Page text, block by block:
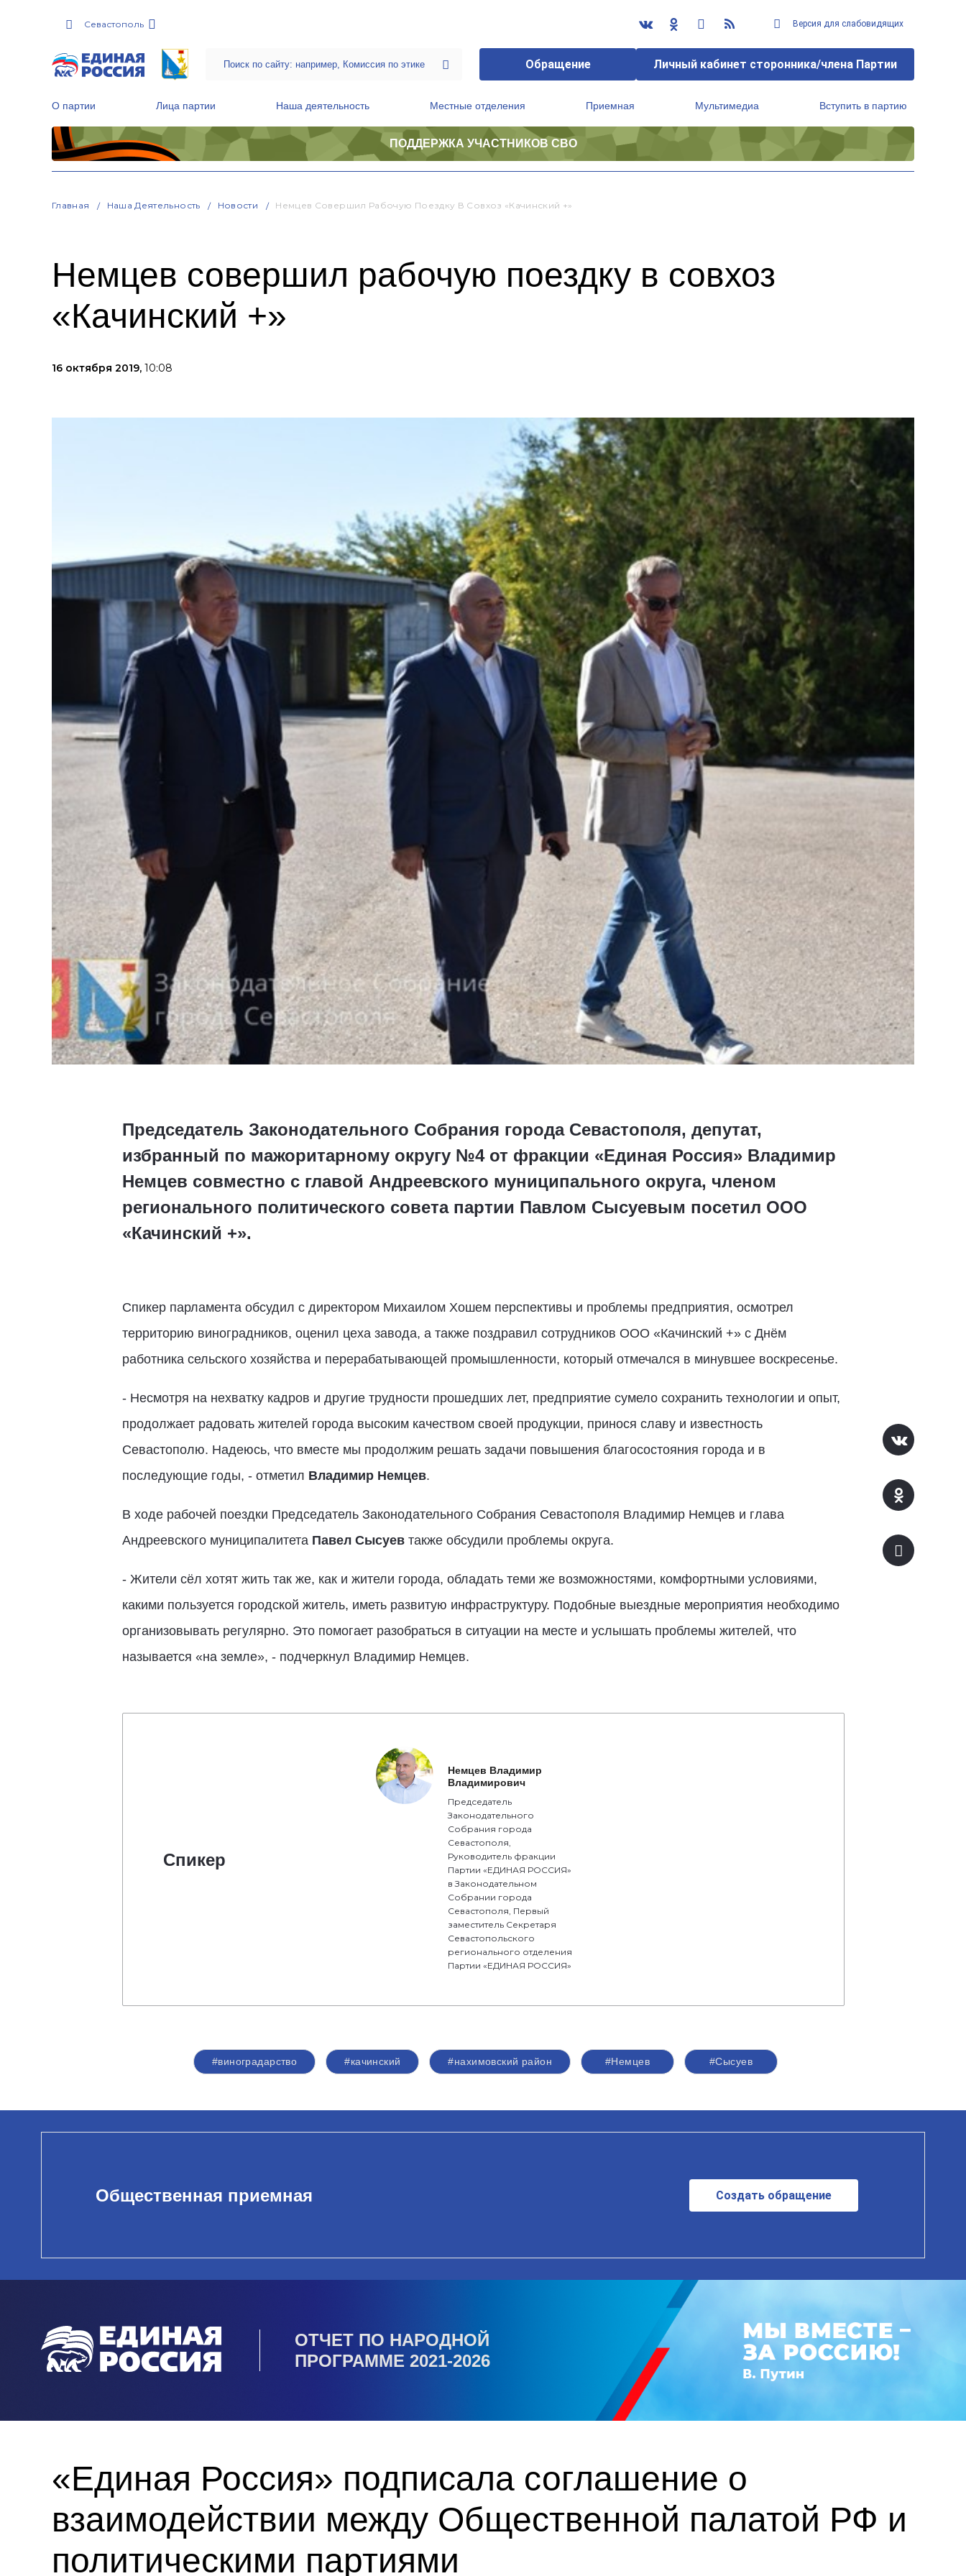
Севастополь Версия для слабовидящих
Обращение Личный кабинет сторонника/члена Партии
О партии Лица партии Наша деятельность Местные отделения Приемная Мультимедиа Вступить в партию
ПОДДЕРЖКА УЧАСТНИКОВ СВО
Главная Наша Деятельность Новости Немцев Совершил Рабочую Поездку В Совхоз «Качинский +»
Немцев совершил рабочую поездку в совхоз
«Качинский +»
16 октября 2019, 10:08
Председатель Законодательного Собрания города Севастополя, депутат,
избранный по мажоритарному округу №4 от фракции «Единая Россия» Владимир
Немцев совместно с главой Андреевского муниципального округа, членом
регионального политического совета партии Павлом Сысуевым посетил ООО
«Качинский +».
Спикер парламента обсудил с директором Михаилом Хошем перспективы и проблемы предприятия, осмотрел
территорию виноградников, оценил цеха завода, а также поздравил сотрудников ООО «Качинский +» с Днём
работника сельского хозяйства и перерабатывающей промышленности, который отмечался в минувшее воскресенье.
- Несмотря на нехватку кадров и другие трудности прошедших лет, предприятие сумело сохранить технологии и опыт,
продолжает радовать жителей города высоким качеством своей продукции, принося славу и известность
Севастополю. Надеюсь, что вместе мы продолжим решать задачи повышения благосостояния города и в
последующие годы, - отметил Владимир Немцев.
В ходе рабочей поездки Председатель Законодательного Собрания Севастополя Владимир Немцев и глава
Андреевского муниципалитета Павел Сысуевтакже обсудили проблемы округа.
- Жители сёл хотят жить так же, как и жители города, обладать теми же возможностями, комфортными условиями,
какими пользуется городской житель, иметь развитую инфраструктуру. Подобные выездные мероприятия необходимо
организовывать регулярно. Это помогает разобраться в ситуации на месте и услышать проблемы жителей, что
называется «на земле», - подчеркнул Владимир Немцев.
Спикер
Немцев Владимир
Владимирович
Председатель
Законодательного
Собрания города
Севастополя,
Руководитель фракции
Партии «ЕДИНАЯ РОССИЯ»
в Законодательном
Собрании города
Севастополя, Первый
заместитель Секретаря
Севастопольского
регионального отделения
Партии «ЕДИНАЯ РОССИЯ»
#виноградарство #качинский #нахимовский район #Немцев #Сысуев
Общественная приемная Создать обращение
ОТЧЕТ ПО НАРОДНОЙ
ПРОГРАММЕ 2021-2026
«Единая Россия» подписала соглашение о
взаимодействии между Общественной палатой РФ и
политическими партиями